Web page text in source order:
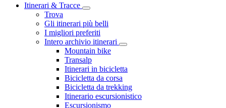
Itinerari & Tracce
Trova
Gli itinerari più belli
I migliori preferiti
Intero archivio itinerari
Mountain bike
Transalp
Itinerari in bicicletta
Bicicletta da corsa
Bicicletta da trekking
Itinerario escursionistico
Escursionismo